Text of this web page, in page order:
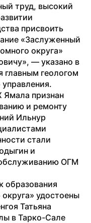
труд, высокий
присвоить
«Заслуженный
округа»
— указано в
главным геологом
признан
и ремонту
Ильнур
стали
и
ОГМ
образования
удостоены
Татьяна
в Тарко-Сале